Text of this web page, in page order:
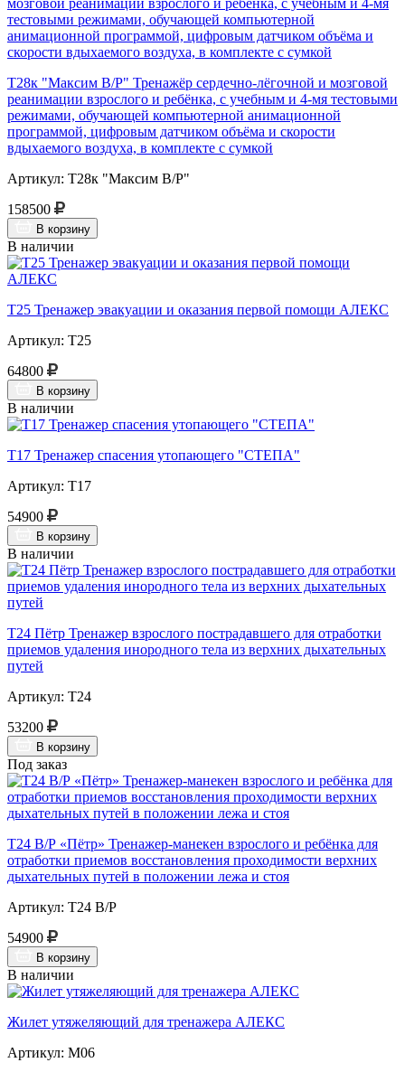
Т28к "Максим В/Р" Тренажёр сердечно-лёгочной и мозговой
реанимации взрослого и ребёнка, с учебным и 4-мя тестовыми
режимами, обучающей компьютерной анимационной
программой, цифровым датчиком объёма и скорости
вдыхаемого воздуха, в комплекте с сумкой
Артикул: Т28к "Максим В/Р"
158500
В корзину
В наличии
Т25 Тренажер эвакуации и оказания первой помощи АЛЕКС
Артикул: Т25
64800
В корзину
В наличии
Т17 Тренажер спасения утопающего "СТЕПА"
Артикул: Т17
54900
В корзину
В наличии
Т24 Пётр Тренажер взрослого пострадавшего для отработки
приемов удаления инородного тела из верхних дыхательных
путей
Артикул: Т24
53200
В корзину
Под заказ
Т24 В/Р «Пётр» Тренажер-манекен взрослого и ребёнка для
отработки приемов восстановления проходимости верхних
дыхательных путей в положении лежа и стоя
Артикул: Т24 В/Р
54900
В корзину
В наличии
Жилет утяжеляющий для тренажера АЛЕКС
Артикул: М06